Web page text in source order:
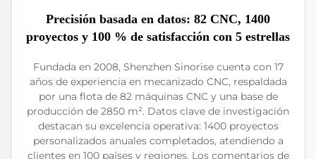
Precisión basada en datos: 82 CNC, 1400
proyectos y 100 % de satisfacción con 5 estrellas
Fundada en 2008, Shenzhen Sinorise cuenta con 17
años de experiencia en mecanizado CNC, respaldada
por una flota de 82 máquinas CNC y una base de
producción de 2850 m². Datos clave de investigación
destacan su excelencia operativa: 1400 proyectos
personalizados anuales completados, atendiendo a
clientes en 100 países y regiones. Los comentarios de